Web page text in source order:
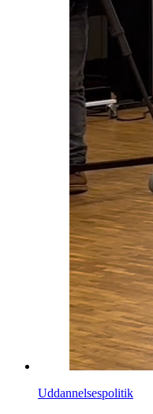
Uddannelsespolitik